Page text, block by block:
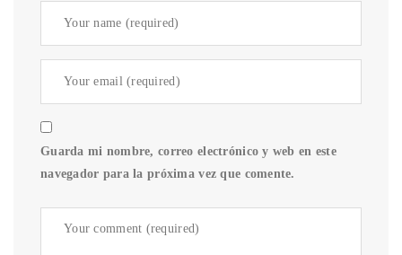
Guarda mi nombre, correo electrónico y web en este
navegador para la próxima vez que comente.